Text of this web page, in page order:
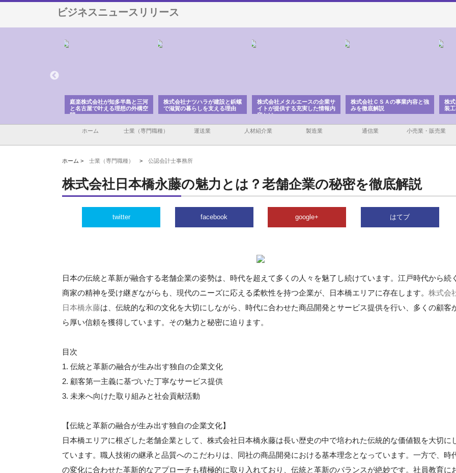
ビジネスニュースリリース
庭楽株式会社が知多半島と三河
と名古屋で叶える理想の外構空
間
株式会社ナツハラが建設と鋲螺
で滋賀の暮らしを支える理由
株式会社メタルエースの企業サ
イトが提供する充実した情報内
容とは
株式会社ＣＳＡの事業内容と強
みを徹底解説
株
装
ホーム 士業（専門職種） 運送業 人材紹介業 製造業 通信業 小売業・販売業
ホーム > 士業（専門職種） > 公認会計士事務所
株式会社日本橋永藤の魅力とは？老舗企業の秘密を徹底解説
twitter facebook google+ はてブ
日本の伝統と革新が融合する老舗企業の姿勢は、時代を超えて多くの人々を魅了し続けています。江戸時代から続く
商家の精神を受け継ぎながらも、現代のニーズに応える柔軟性を持つ企業が、日本橋エリアに存在します。 株式会
日本橋永藤は、伝統的な和の文化を大切にしながら、時代に合わせた商品開発とサービス提供を行い、多くの顧客
ら厚い信頼を獲得しています。その魅力と秘密に迫ります。
目次
1. 伝統と革新の融合が生み出す独自の企業文化
2. 顧客第一主義に基づいた丁寧なサービス提供
3. 未来へ向けた取り組みと社会貢献活動
【伝統と革新の融合が生み出す独自の企業文化】
日本橋エリアに根ざした老舗企業として、株式会社日本橋永藤は長い歴史の中で培われた伝統的な価値観を大切に
ています。職人技術の継承と品質へのこだわりは、同社の商品開発における基本理念となっています。一方で、時
の変化に合わせた革新的なアプローチも積極的に取り入れており、伝統と革新のバランスが絶妙です。社員教育に